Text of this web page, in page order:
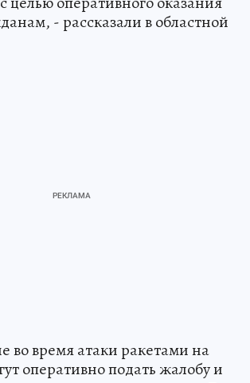
- рассказали в областной
во время атаки ракетами на
оперативно подать жалобу и